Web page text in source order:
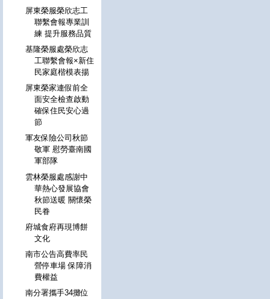
屏東榮服榮欣志工
聯繫會報專業訓
練 提升服務品質
基隆榮服處榮欣志
工聯繫會報×新住
民家庭楷模表揚
屏東榮家連假前全
面安全檢查啟動
確保住民安心過
節
軍友保險公司秋節
敬軍 慰勞臺南國
軍部隊
雲林榮服處感謝中
華熱心發展協會
秋節送暖 關懷榮
民眷
府城食府再現博餅
文化
南市公告高費率民
營停車場 保障消
費權益
南分署攜手34攤位